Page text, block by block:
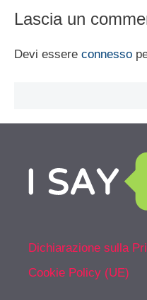
Lascia un
Devi essere connesso
Dichiarazione sulla
Cookie Policy (UE)